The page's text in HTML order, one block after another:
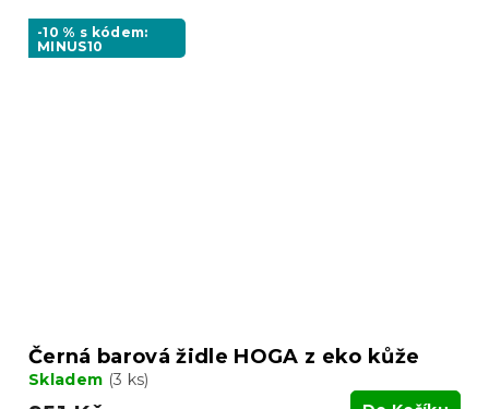
-10 % s kódem:
MINUS10
Černá barová židle HOGA z eko kůže
Skladem (3 ks)